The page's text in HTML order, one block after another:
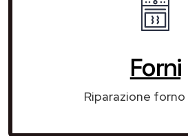
Forni
Riparazione forno